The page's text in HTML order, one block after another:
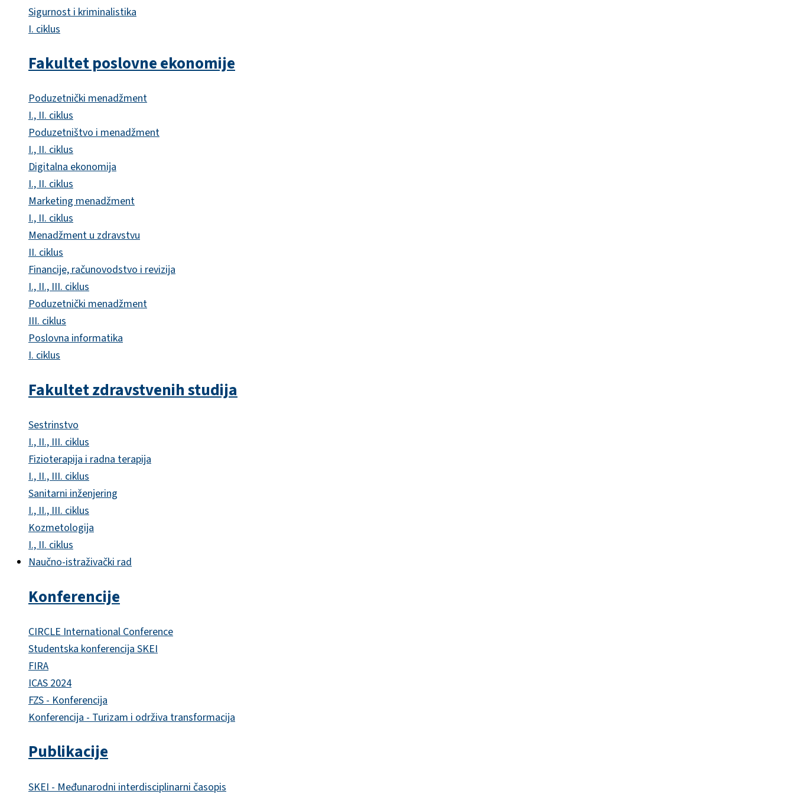
Sigurnost i kriminalistika
I. ciklus
Fakultet poslovne ekonomije
Poduzetnički menadžment
I., II. ciklus
Poduzetništvo i menadžment
I., II. ciklus
Digitalna ekonomija
I., II. ciklus
Marketing menadžment
I., II. ciklus
Menadžment u zdravstvu
II. ciklus
Financije, računovodstvo i revizija
I., II., III. ciklus
Poduzetnički menadžment
III. ciklus
Poslovna informatika
I. ciklus
Fakultet zdravstvenih studija
Sestrinstvo
I., II., III. ciklus
Fizioterapija i radna terapija
I., II., III. ciklus
Sanitarni inženjering
I., II., III. ciklus
Kozmetologija
I., II. ciklus
Naučno-istraživački rad
Konferencije
CIRCLE International Conference
Studentska konferencija SKEI
FIRA
ICAS 2024
FZS - Konferencija
Konferencija - Turizam i održiva transformacija
Publikacije
SKEI - Međunarodni interdisciplinarni časopis